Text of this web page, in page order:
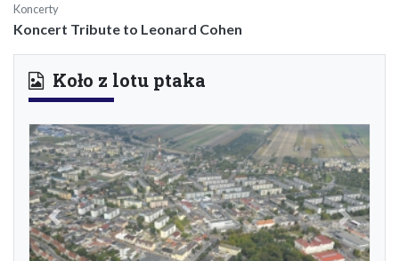
Koncerty
Koncert Tribute to Leonard Cohen
Koło z lotu ptaka
Previous Next